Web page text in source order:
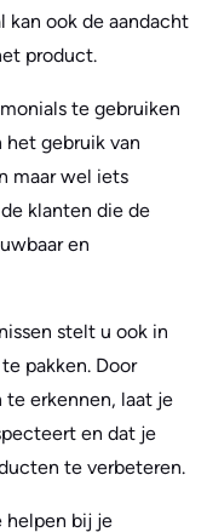
kan ook de aandacht
product.
te gebruiken
het gebruik van
maar wel iets
klanten die de
en
stelt u ook in
pakken. Door
erkennen, laat je
en dat je
te verbeteren.
helpen bij je